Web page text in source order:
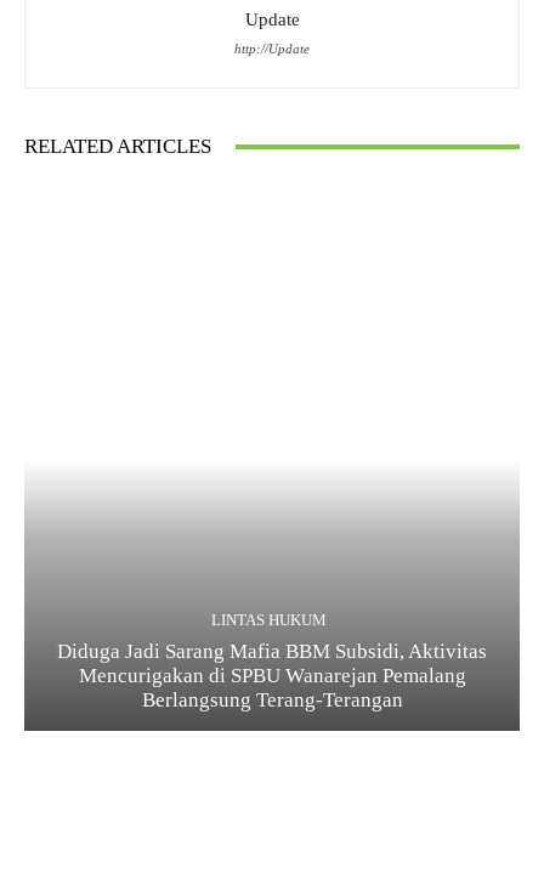
Update
http://Update
RELATED ARTICLES
LINTAS HUKUM
Diduga Jadi Sarang Mafia BBM Subsidi, Aktivitas
Mencurigakan di SPBU Wanarejan Pemalang
Berlangsung Terang-Terangan